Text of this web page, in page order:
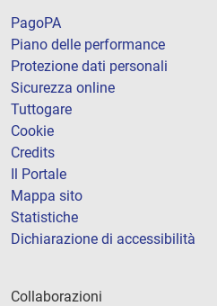
PagoPA
Piano delle performance
Protezione dati personali
Sicurezza online
Tuttogare
Cookie
Credits
Il Portale
Mappa sito
Statistiche
Dichiarazione di accessibilità
Collaborazioni